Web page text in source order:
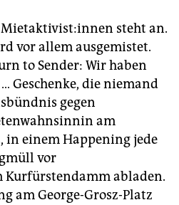
steht an.
vor allem ausgemistet.
to Sender: Wir haben
Geschenke, die niemand
gegen
am
in einem Happening jede
vor
abladen.
am George-Grosz-Platz